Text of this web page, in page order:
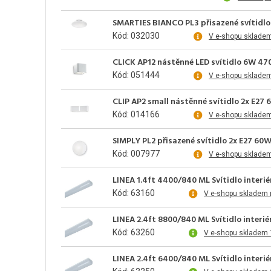
SMARTIES BIANCO PL3 přisazené
Kód: 032030 V e-shopu
CLICK AP12 nástěnné LED svítidlo 6W
Kód: 051444 V e-shopu
CLIP AP2 small nástěnné svítidlo 2x
Kód: 014166 V e-shopu
SIMPLY PL2 přisazené svítidlo 2x E27
Kód: 007977 V e-shopu
LINEA 1.4ft 4400/840 ML Svítidlo
Kód: 63160 V e-shopu skladem
LINEA 2.4ft 8800/840 ML Svítidlo
Kód: 63260 V e-shopu skladem
LINEA 2.4ft 6400/840 ML Svítidlo